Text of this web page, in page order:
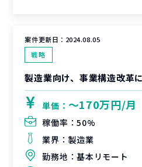
案件更新日： 2024.08.05
戦略
製造業向け、事業構造改革
単価： 〜170万円/月
稼働率：50%
業界： 製造業
勤務地：基本リモート